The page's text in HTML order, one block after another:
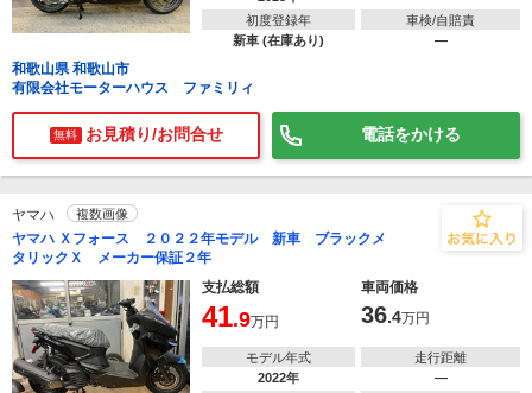
初度登録年
新車 (在庫あり)
車検/自賠責
―
和歌山県 和歌山市
有限会社モーターハウス ファミリィ
無料 お見積り/お問合せ 電話をかける
ヤマハ 複数画像
ヤマハ Ｘフォース ２０２２年モデル 新車 ブラックメ
タリックＸ メーカー保証２年
支払総額
車両価格
41.9万円 36.4万円
モデル年式
2022年
走行距離
―